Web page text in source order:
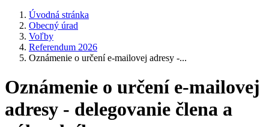
Úvodná stránka
Obecný úrad
Voľby
Referendum 2026
Oznámenie o určení e-mailovej adresy -...
Oznámenie o určení e-mailovej
adresy - delegovanie člena a